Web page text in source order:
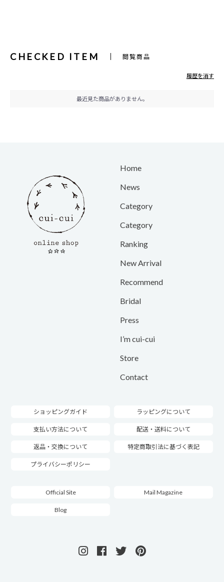
CHECKED ITEM 閲覧商品
履歴を消す
最近見た商品がありません。
Home
News
Category
Category
Ranking
New Arrival
Recommend
Bridal
Press
I’m cui-cui
Store
Contact
ショッピングガイド ラッピングについて
支払い方法について 配送・送料について
返品・交換について 特定商取引法に基づく表記
プライバシーポリシー
Official Site Mail Magazine
Blog